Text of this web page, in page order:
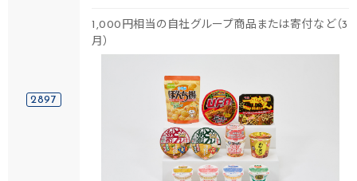
2897
1,000円相当の自社グループ商品または寄付など（3
月）